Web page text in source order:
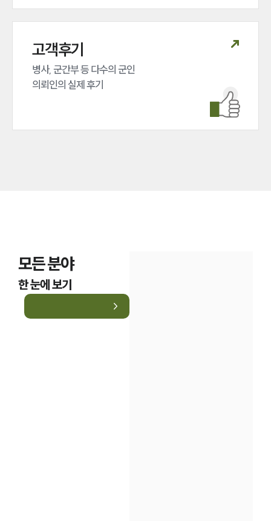
대륜법률상담예약
고객후기
병사, 군간부 등 다수의 군인
의뢰인의 실제 후기
모든 분야
한 눈에 보기